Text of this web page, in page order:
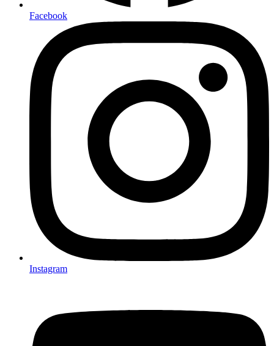
Facebook
Instagram